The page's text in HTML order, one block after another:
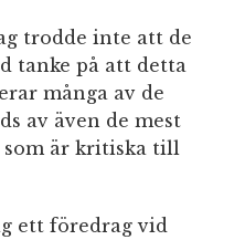
trodde inte att de
tanke på att detta
många av de
av även de mest
är kritiska till
ett föredrag vid